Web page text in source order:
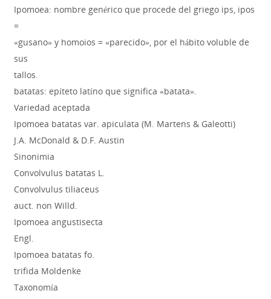
Ipomoea: nombre genérico que procede del griego ips, ipos
=
«gusano» y homoios = «parecido», por el hábito voluble de
sus
tallos.
batatas: epíteto latíno que significa «batata».
Variedad aceptada
Ipomoea batatas var. apiculata (M. Martens & Galeotti)
J.A. McDonald & D.F. Austin
Sinonimia
Convolvulus batatas L.
Convolvulus tiliaceus
auct. non Willd.
Ipomoea angustisecta
Engl.
Ipomoea batatas fo.
trifida Moldenke
Taxonomía